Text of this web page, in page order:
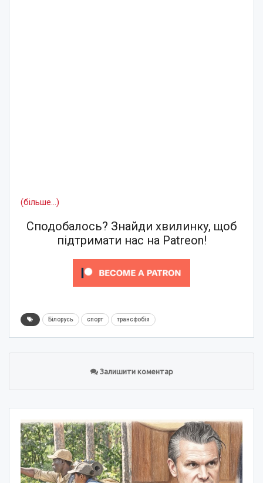
(більше…)
Сподобалось? Знайди хвилинку, щоб
підтримати нас на Patreon!
Білорусь спорт трансфобія
Залишити коментар